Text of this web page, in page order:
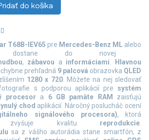
do košíka
T68B-IEV65 pre Mercedes-Benz ML alebo
do novej
hudbou, zábavou a informáciami.
Hlavnou
prehľadná 9 palcová obrazovka QLED
1280 x 720. Môžete na nej sledovať
s podporou aplikácií pre systém
procesor a 6 GB pamäte RAM
zaisťujú
chod aplikácií. Náročný poslucháč ocení
signálového procesora), ktorá
zvyšuje kvalitu reprodukcie.
sa z vášho autorádia stane smartfón, z